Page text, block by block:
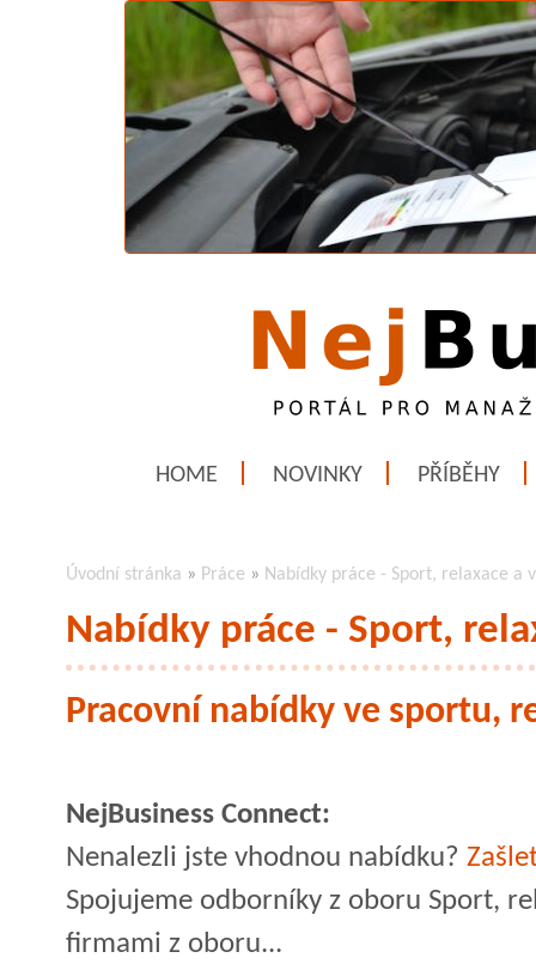
HOME NOVINKY PŘÍBĚHY
Úvodní stránka » Práce » Nabídky práce - Sport, relaxace a
Nabídky práce - Sport,
Pracovní nabídky ve sportu,
NejBusiness Connect:
Nenalezli jste vhodnou nabídku?
Spojujeme odborníky z oboru Sport,
firmami z oboru...